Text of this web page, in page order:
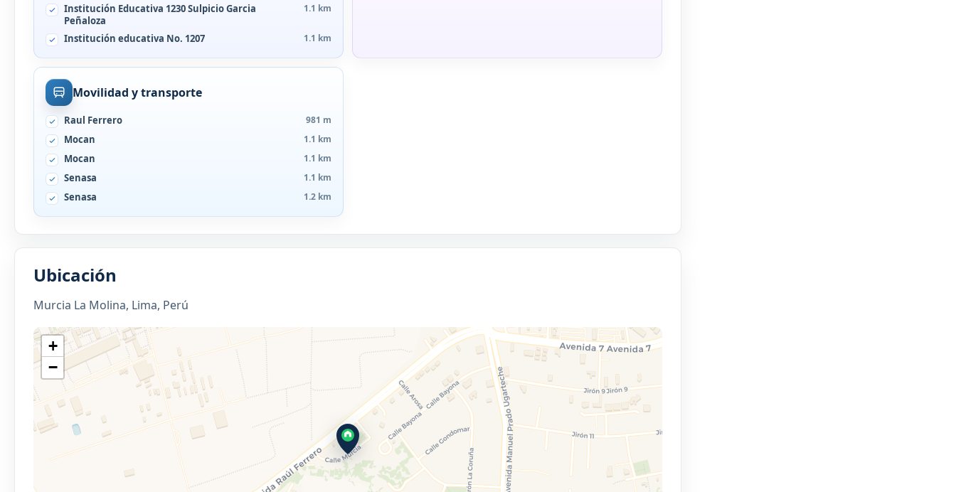
Institución Educativa 1230 Sulpicio Garcia
Peñaloza
1.1 km
Institución educativa No. 1207 1.1 km
Movilidad y transporte
Raul Ferrero 981 m
Mocan 1.1 km
Mocan 1.1 km
Senasa 1.1 km
Senasa 1.2 km
Ubicación
Murcia La Molina, Lima, Perú
+
−